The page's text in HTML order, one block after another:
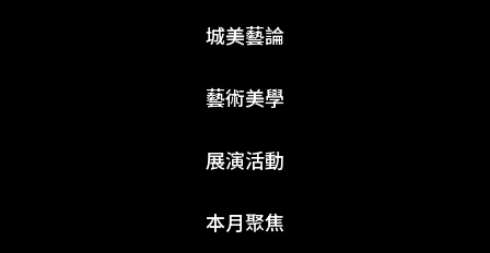
城美藝論
藝術美學
展演活動
本月聚焦